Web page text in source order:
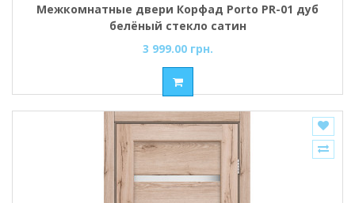
Межкомнатные двери Корфад Porto PR-01 дуб
белёный стекло cатин
3 999.00 грн.